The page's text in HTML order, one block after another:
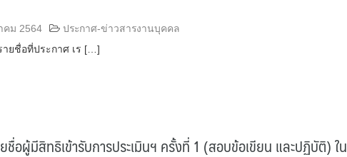
คม 2564
ประกาศ-ข่าวสารงานบุคคล
ายชื่อที่ประกาศ เร […]
ชื่อผู้มีสิทธิเข้ารับการประเมินฯ ครั้งที่ 1 (สอบข้อเขียน และปฏิบัติ) ใน